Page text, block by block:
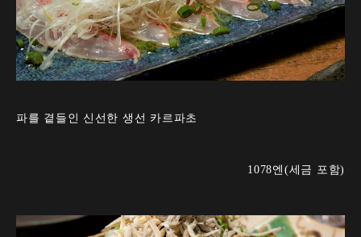
파를 곁들인 신선한 생선 카르파초
1078엔(세금 포함)